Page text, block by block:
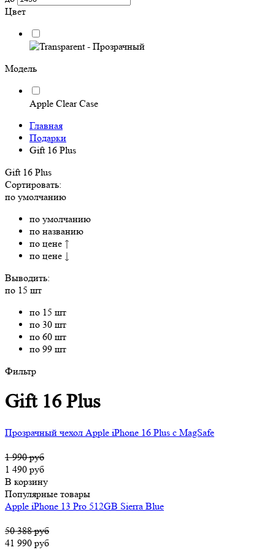
Цвет
Модель
Apple Clear Case
Главная
Подарки
Gift 16 Plus
Gift 16 Plus
Сортировать:
по умолчанию
по умолчанию
по названию
по цене ↑
по цене ↓
Выводить:
по 15 шт
по 15 шт
по 30 шт
по 60 шт
по 99 шт
Фильтр
Gift 16 Plus
Прозрачный чехол Apple iPhone 16 Plus c MagSafe
1 990 руб
1 490 руб
В корзину
Популярные товары
Apple iPhone 13 Pro 512GB Sierra Blue
50 388 руб
41 990 руб